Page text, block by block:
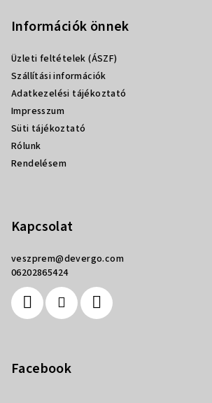
Információk önnek
Üzleti feltételek (ÁSZF)
Szállítási információk
Adatkezelési tájékoztató
Impresszum
Süti tájékoztató
Rólunk
Rendelésem
Kapcsolat
veszprem@devergo.com
06202865424
Facebook